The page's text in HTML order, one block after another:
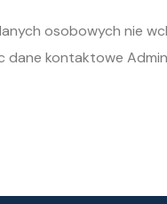
osobowych nie
dane kontaktowe